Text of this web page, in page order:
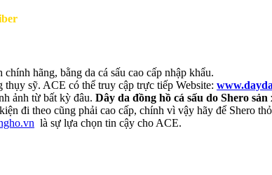
hãng, bằng da cá sấu cao cấp nhập khẩu.
sỹ. ACE có thể truy cập trực tiếp Website:
ảnh từ bất kỳ đâu. Dây da đồng hồ cá sấu do Shero
đi theo cũng phải cao cấp, chính vì vậy hãy để Shero
là sự lựa chọn tin cậy cho ACE.